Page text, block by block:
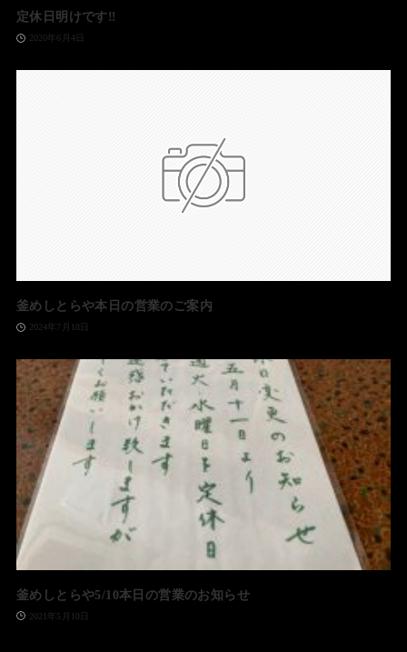
定休日明けです‼️
2020年6月4日
釜めしとらや本日の営業のご案内
2024年7月18日
釜めしとらや5/10本日の営業のお知らせ
2021年5月10日